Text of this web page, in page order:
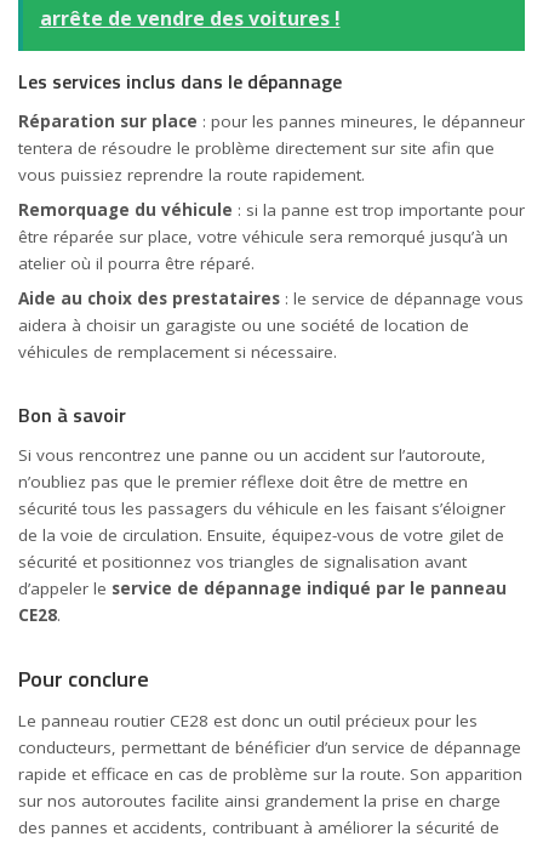
arrête de vendre des voitures !
Les services inclus dans le dépannage
Réparation sur place : pour les pannes mineures, le dépanneur
tentera de résoudre le problème directement sur site afin que
vous puissiez reprendre la route rapidement.
Remorquage du véhicule : si la panne est trop importante pour
être réparée sur place, votre véhicule sera remorqué jusqu’à un
atelier où il pourra être réparé.
Aide au choix des prestataires : le service de dépannage vous
aidera à choisir un garagiste ou une société de location de
véhicules de remplacement si nécessaire.
Bon à savoir
Si vous rencontrez une panne ou un accident sur l’autoroute,
n’oubliez pas que le premier réflexe doit être de mettre en
sécurité tous les passagers du véhicule en les faisant s’éloigner
de la voie de circulation. Ensuite, équipez-vous de votre gilet de
sécurité et positionnez vos triangles de signalisation avant
d’appeler le service de dépannage indiqué par le panneau
CE28.
Pour conclure
Le panneau routier CE28 est donc un outil précieux pour les
conducteurs, permettant de bénéficier d’un service de dépannage
rapide et efficace en cas de problème sur la route. Son apparition
sur nos autoroutes facilite ainsi grandement la prise en charge
des pannes et accidents, contribuant à améliorer la sécurité de